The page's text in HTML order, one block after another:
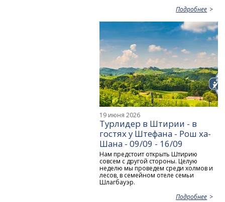
Подробнее
19 июня 2026
Турлидер в Штирии - в
гостях у Штефана - Рош ха-
Шана - 09/09 - 16/09
Нам предстоит открыть Штирию
совсем с другой стороны. Целую
неделю мы проведем среди холмов и
лесов, в семейном отеле семьи
Шлагбауэр.
Подробнее